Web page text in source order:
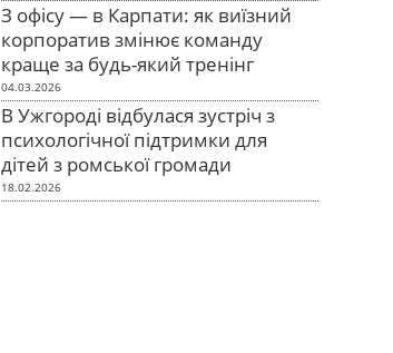
З офісу — в Карпати: як виїзний
корпоратив змінює команду
краще за будь-який тренінг
04.03.2026
В Ужгороді відбулася зустріч з
психологічної підтримки для
дітей з ромської громади
18.02.2026